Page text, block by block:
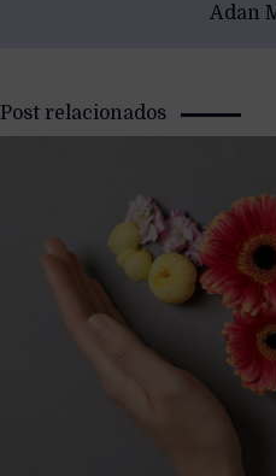
Adan
Post relacionados